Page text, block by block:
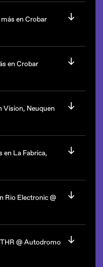
en Crobar
de La Infanta,
en Crobar
de La Infanta,
Vision, Neuquen
en La Fabrica,
Córdoba.
Rio Electronic @
@ Autodromo